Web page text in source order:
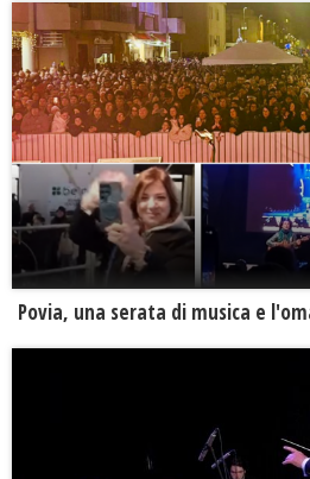
Povia, una serata di musica e